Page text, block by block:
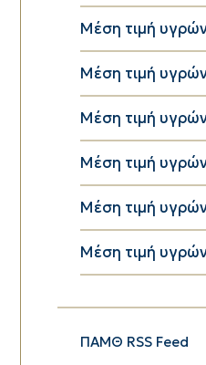
Μέση τιμή
Μέση τιμή
Μέση τιμή
Μέση τιμή
Μέση τιμή
Μέση τιμή
ΠΑΜΘ RSS Feed